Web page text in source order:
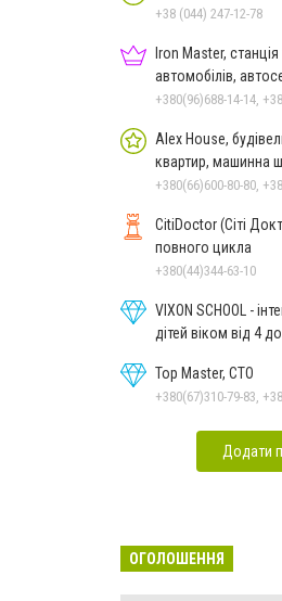
+38 (044) 247-12-78
Iron Master,
автомобілів,
+380(96)688-14-14,
Alex House,
квартир, машинна
CitiDoctor (Сіті
повного цикла
+380(44)344-63-10
VIXON SCHOOL -
дітей віком від 4
Top Master, СТО
+380(67)310-79-83,
Додати
ОГОЛОШЕННЯ